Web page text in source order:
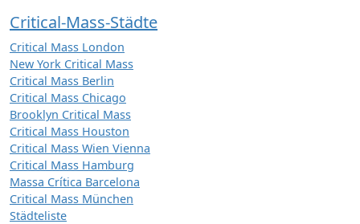
Critical-Mass-Städte
Critical Mass London
New York Critical Mass
Critical Mass Berlin
Critical Mass Chicago
Brooklyn Critical Mass
Critical Mass Houston
Critical Mass Wien Vienna
Critical Mass Hamburg
Massa Crítica Barcelona
Critical Mass München
Städteliste